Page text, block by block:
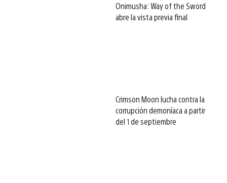
Onimusha: Way of the Sword
abre la vista previa final
Crimson Moon lucha contra la
corrupción demoníaca a partir
del 1 de septiembre